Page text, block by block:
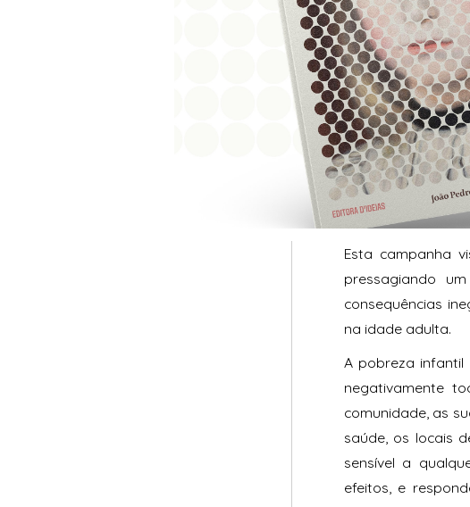
Esta campanha
pressagiando
consequências
na idade adulta.
A pobreza infantil
negativamente
comunidade, as
saúde, os locais
sensível a
efeitos, e